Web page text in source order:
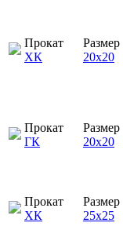
Прокат
ХК
Размер
20х20
Прокат
ГК
Размер
20х20
Прокат
ХК
Размер
25х25